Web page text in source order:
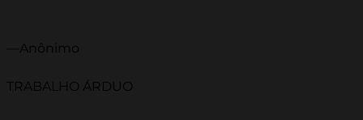
—Anônimo
TRABALHO ÁRDUO